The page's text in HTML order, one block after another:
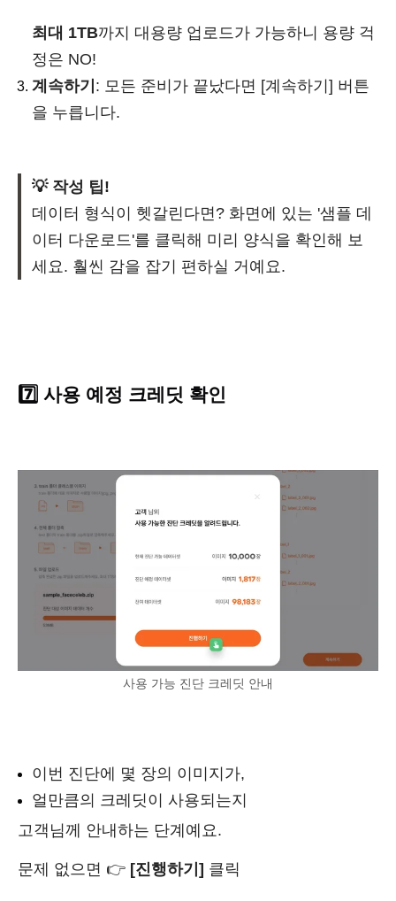
최대 1TB까지 대용량 업로드가 가능하니 용량 걱
정은 NO!
계속하기 : 모든 준비가 끝났다면 [계속하기] 버튼
을 누릅니다.
💡 작성 팁!
데이터 형식이 헷갈린다면? 화면에 있는 '샘플 데
이터 다운로드'를 클릭해 미리 양식을 확인해 보
세요. 훨씬 감을 잡기 편하실 거예요.
7️⃣ 사용 예정 크레딧 확인
사용 가능 진단 크레딧 안내
이번 진단에 몇 장의 이미지가,
얼만큼의 크레딧이 사용되는지
고객님께 안내하는 단계예요.
문제 없으면 👉 [진행하기] 클릭